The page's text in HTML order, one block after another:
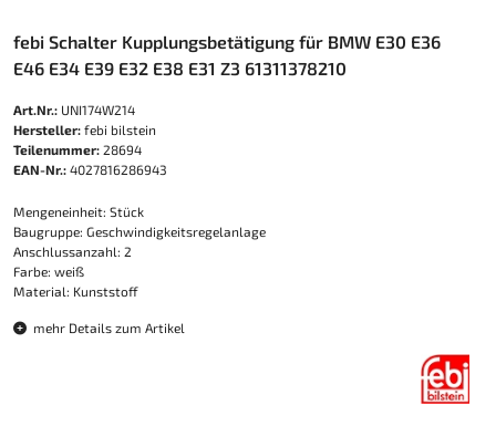
febi Schalter Kupplungsbetätigung für BMW E30 E36
E46 E34 E39 E32 E38 E31 Z3 61311378210
Art.Nr.: UNI174W214
Hersteller: febi bilstein
Teilenummer: 28694
EAN-Nr.: 4027816286943
Mengeneinheit: Stück
Baugruppe: Geschwindigkeitsregelanlage
Anschlussanzahl: 2
Farbe: weiß
Material: Kunststoff
mehr Details zum Artikel